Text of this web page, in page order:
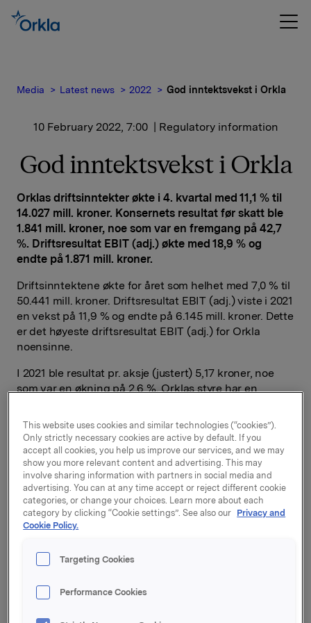
Media Latest news 2022 God inntektsvekst i Orkla
10 February 2022, 7:00 | Regulatory information
God inntektsvekst i Orkla
Orklas driftsinntekter økte i 4. kvartal med 11,1 % til
14.027 mill. kroner. Konsernets resultat før skatt ble
1.841 mill. kroner, noe som var en fremgang på 42,7
%. Driftsresultat EBIT (adj.) økte med 18,9 % og
endte på 1.871 mill. kroner.
Driftsinntektene økte for året som helhet med 7,0 % til
50.441 mill. kroner. Driftsresultat EBIT (adj.) viste i 2021
en vekst på 11,9 % og endte på 6.145 mill. kroner. Dette
er det høyeste driftsresultat EBIT (adj.) for Orkla
noensinne.
I 2021 ble resultat pr. aksje (justert) 5,17 kroner, noe
som var en økning på 2,6 %. Orklas styre har en
2021 økes med 25 øre til 3,00 kroner pr. aksje. Ved
årsskiftet hadde konsernet 21.423 ansatte samt 114
fabrikker i 22 land.
-Orklas merkevarevirksomhet hadde god
inntektsvekst i 2021. Vi foretok flere strategisk viktige
oppkjøp og styrket våre posisjoner innen prioriterte
vekstområder som plantebaserte produkter,
en plattform for å skape bærekraftig, lønnsom vekst
utbytte for våre aksjonærer i årene som kommer,
konsernsjef Jaan Ivar Semlitsch.
This website uses cookies and similar technologies (“cookies”).
Only strictly necessary cookies are active by default. If you
accept all cookies, you help us improve our services, and we may
show you more relevant content and advertising. This may
involve sharing information with partners in social media and
advertising. You can at any time accept or reject different cookie
categories, or change your choices. Learn more about each
category by clicking “Cookie settings”. See also our Privacy and
Cookie Policy.
Targeting Cookies
Performance Cookies